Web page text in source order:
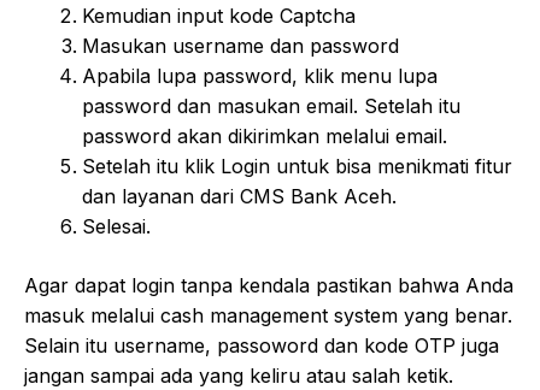
Kemudian input kode Captcha
Masukan username dan password
Apabila lupa password, klik menu lupa
password dan masukan email. Setelah itu
password akan dikirimkan melalui email.
Setelah itu klik Login untuk bisa menikmati fitur
dan layanan dari CMS Bank Aceh.
Selesai.
Agar dapat login tanpa kendala pastikan bahwa Anda
masuk melalui cash management system yang benar.
Selain itu username, passoword dan kode OTP juga
jangan sampai ada yang keliru atau salah ketik.